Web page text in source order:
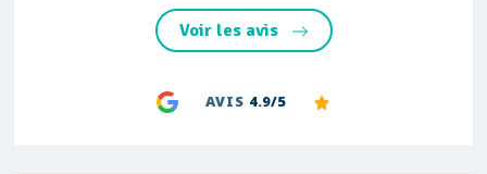
Voir les avis
AVIS 4.9/5